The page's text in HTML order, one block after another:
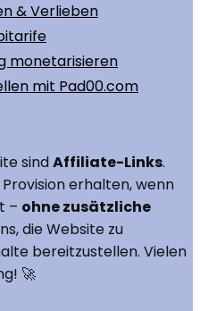
& Verlieben
monetarisieren
mit Pad00.com
sindAffiliate-Links.
erhalten, wenn
– ohne zusätzliche
die Website zu
bereitzustellen. Vielen
🚀